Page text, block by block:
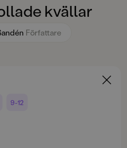
kvällar
Författare
9-12